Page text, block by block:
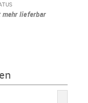
mehr lieferbar